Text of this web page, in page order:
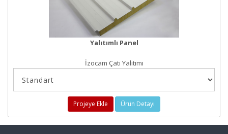
Yalıtımlı Panel
İzocam Çatı Yalıtımı
Projeye Ekle Ürün Detayı